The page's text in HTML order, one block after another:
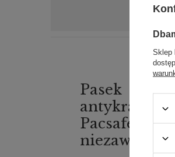
Pasek
Pacsafe –
niezawodny
Sklep